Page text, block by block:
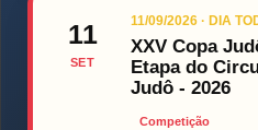
11
SET
11/09/2026 · DIA
XXV Copa
Etapa do
Judô - 2026
Competição